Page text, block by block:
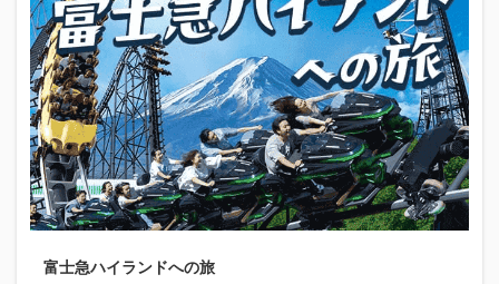
富士急ハイランドへの旅